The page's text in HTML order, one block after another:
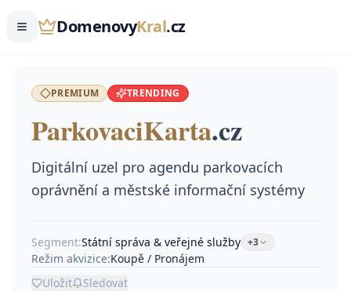
DomenovyKral.cz
PREMIUM TRENDING
ParkovaciKarta.cz
Digitální uzel pro agendu parkovacích
oprávnění a městské informační systémy
Segment:Státní správa & veřejné služby +3
Režim akvizice:Koupě / Pronájem
Uložit
Sledovat